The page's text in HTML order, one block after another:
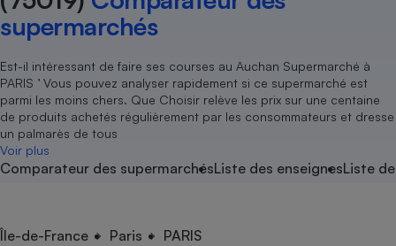
supermarchés
Est-il intéressant de faire ses courses au Auchan Supermarché à
PARIS ’ Vous pouvez analyser rapidement si ce supermarché est
parmi les moins chers. Que Choisir relève les prix sur une centaine
de produits achetés régulièrement par les consommateurs et dresse
un palmarès de tous
Voir plus
Comparateur des supermarchésListe des enseignesListe
Île-de-France Paris PARIS
Agriculture
Achat - Vente - Location
Magasin - Grande surface
Marketing - Fidélisation
Système judiciaire
Air
Eau
Location
Sport
Vacances - Tourisme
électrique
Senior
Service marchand
Transport aérien
Enquêtes
Guides d'achat
Conseils
Brèves
Soumettre un litige
Lettres types
Rencontrer une association locale
Nos actions
Nos grandes victoires
Les billets de la présidente
Nos associations locales
Nous rejoindre
En savoir plus sur Que Choisir Ensemble
?
Nos missions
Notre méthodologie
Notre financement
Nos partenaires
Nous rejoindre